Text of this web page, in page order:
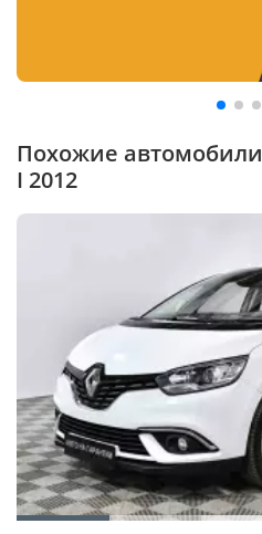
Похожие
I 2012